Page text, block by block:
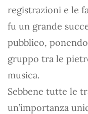
registrazioni e le
fu un grande
pubblico,
gruppo tra le
musica.
Sebbene tutte le
un’importanza